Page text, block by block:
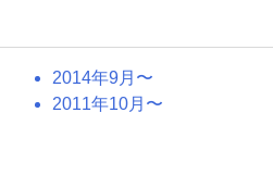
2014年9月〜
2011年10月〜